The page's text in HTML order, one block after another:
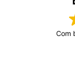
Com